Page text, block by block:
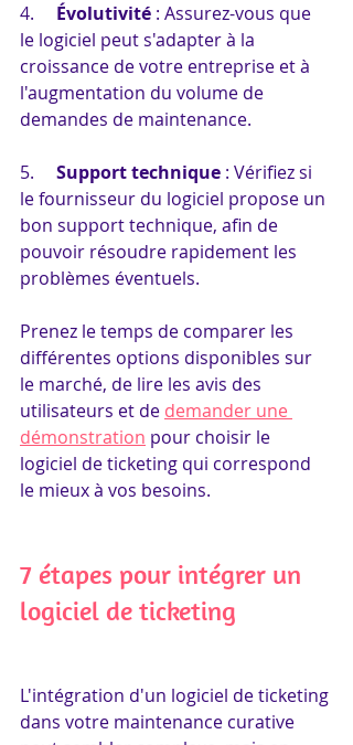
4. Évolutivité : Assurez-vous que
le logiciel peut s'adapter à la
croissance de votre entreprise et à
l'augmentation du volume de
demandes de maintenance.
5. Support technique : Vérifiez si
le fournisseur du logiciel propose un
bon support technique, afin de
pouvoir résoudre rapidement les
problèmes éventuels.
Prenez le temps de comparer les
différentes options disponibles sur
le marché, de lire les avis des
utilisateurs et de demander une
démonstration pour choisir le
logiciel de ticketing qui correspond
le mieux à vos besoins.
7 étapes pour intégrer un
logiciel de ticketing
L'intégration d'un logiciel de ticketing
dans votre maintenance curative